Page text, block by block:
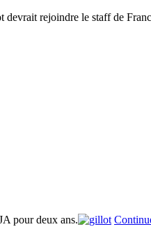
rejoindre le staff de
pour deux ans.